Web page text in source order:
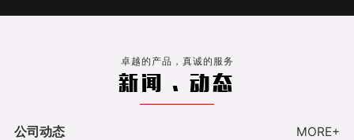
卓越的产品，真诚的服务
新闻 . 动态
公司动态 MORE+